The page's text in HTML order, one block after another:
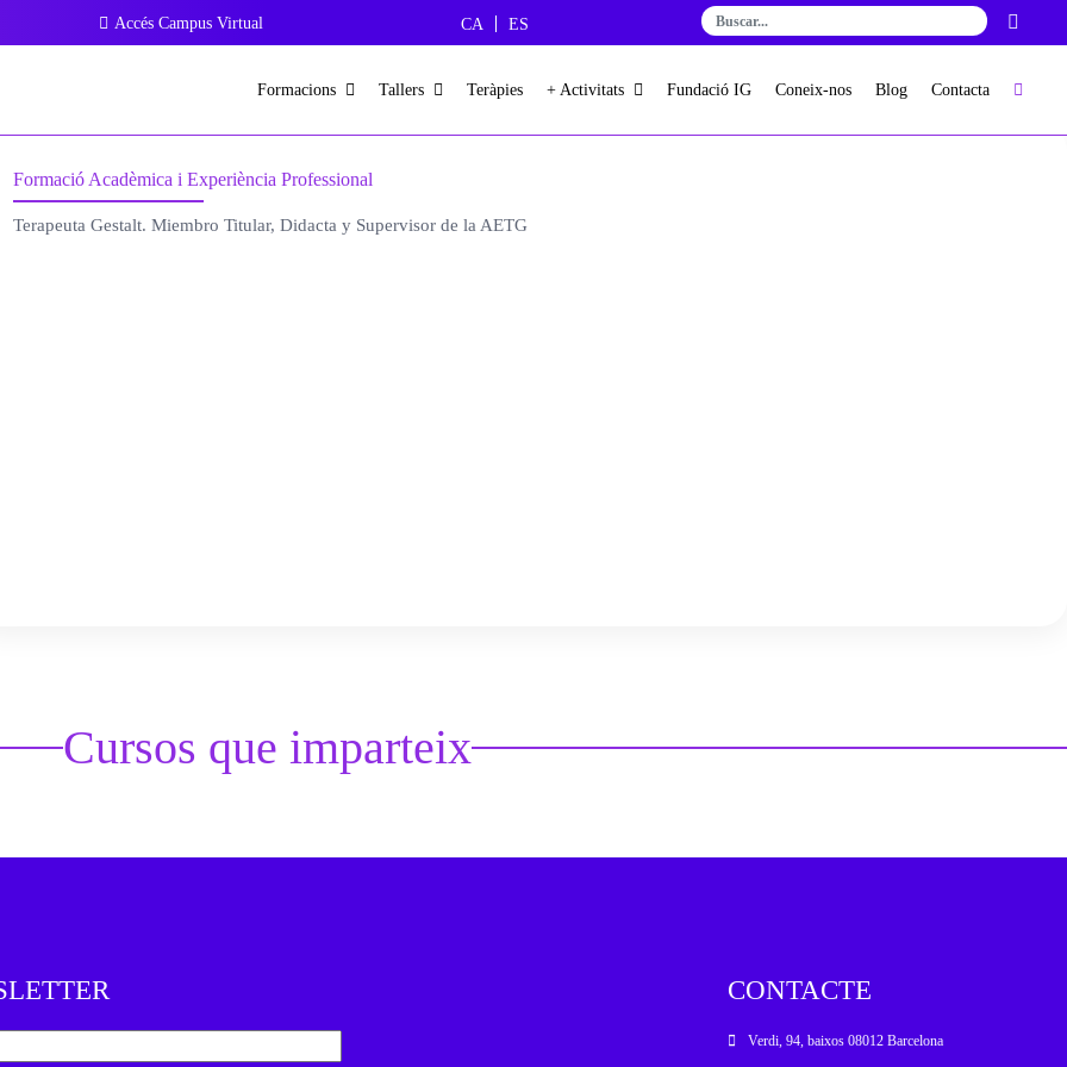
Accés Campus Virtual CA ES
Formacions Tallers Teràpies + Activitats Fundació IG Coneix-nos Blog Contacta
Formació Acadèmica i Experiència Professional
Terapeuta Gestalt. Miembro Titular, Didacta y Supervisor de la AETG
Cursos que imparteix
CONTACTE
Verdi, 94, baixos 08012 Barcelona